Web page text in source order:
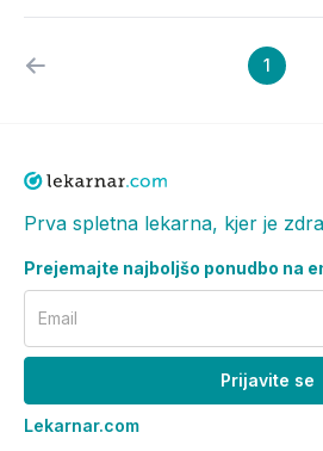
1
Prva spletna lekarna, kjer je
Prejemajte najboljšo ponudbo na
Email
Prijavite se
Lekarnar.com